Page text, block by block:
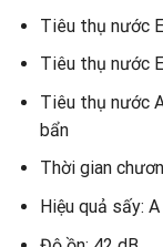
Tiêu thụ nước
Tiêu thụ nước
Tiêu thụ nước
bẩn
Thời gian
Hiệu quả sấy: A